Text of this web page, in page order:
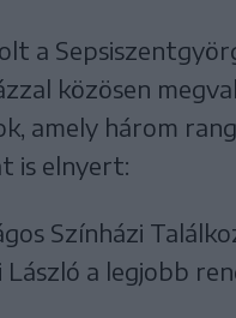
a
közösen
amely három
is elnyert:
Színházi
László a legjobb